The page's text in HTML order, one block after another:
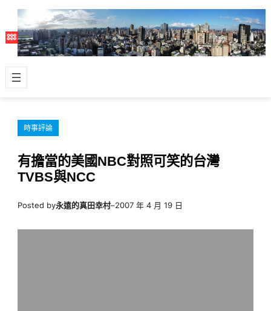
主
容
時事評論
有擔當的美國NBC對照可笑的台灣
TVBS與NCC
Posted by永遠的真田幸村–2007 年 4 月 19 日